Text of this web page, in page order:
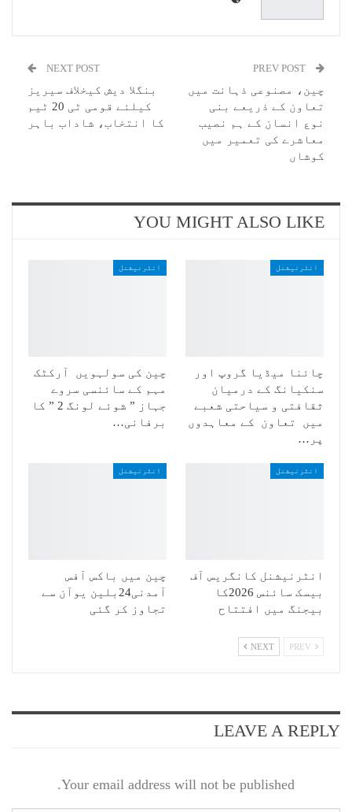
چین، مصنوعی ذہانت میں
تعاون کے ذریعے بنی
نوع انسان کے ہم نصیب
معاشرے کی تعمیر میں
کوشاں
NEXT POST
بنگلا دیش کیخلاف سیریز
کیلئے قومی ٹی 20 ٹیم
کا انتخاب، شاداب باہر
YOU MIGHT ALSO LIKE
انٹرنیشنل
چائنا میڈیا گروپ اور
سنکیانگ کے درمیان
ثقافتی و سیاحتی شعبے
میں تعاون کے معاہدوں
پر…
انٹرنیشنل
چین کی سولہویں آرکٹک
مہم کے سائنسی سروے
جہاز ” شوئے لونگ 2 ” کا
برفانی…
انٹرنیشنل
انٹرنیشنل کانگریس آف
بیسک سائنس 2026کا
بیجنگ میں افتتاح
انٹرنیشنل
چین میں باکس آفس
آمدنی24بلین یوآن سے
تجاوز کر گئی
NEXT
LEAVE A REPLY
Your email address will not be published.